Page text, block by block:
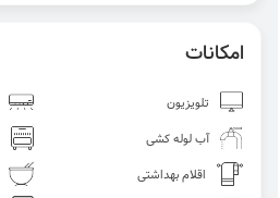
امکانات
تلویزیون
آب لوله کشی
اقلام بهداشتی